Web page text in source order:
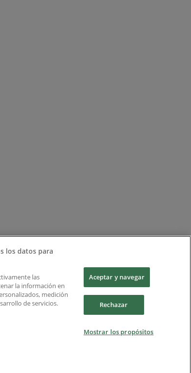
los datos para
las
la información en
medición
de servicios.
Aceptar y navegar
Rechazar
Mostrar los propósitos